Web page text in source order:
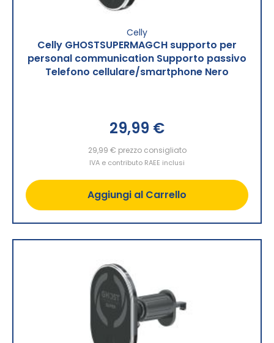
Celly
Celly GHOSTSUPERMAGCH supporto per
personal communication Supporto passivo
Telefono cellulare/smartphone Nero
29,99 €
29,99 € prezzo consigliato
IVA e contributo RAEE inclusi
Aggiungi al Carrello